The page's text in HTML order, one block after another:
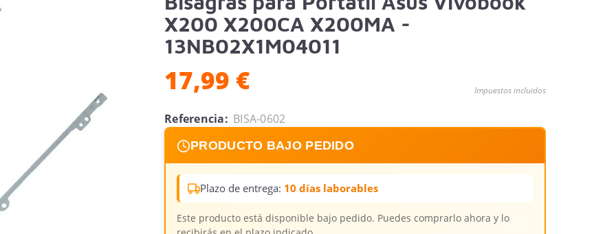
X200 X200CA X200MA -
13NB02X1M04011
17,99 € Impuestos incluidos
Referencia: BISA-0602
PRODUCTO BAJO PEDIDO
Plazo de entrega: 10 días laborables
Este producto está disponible bajo pedido. Puedes comprarlo ahora y lo